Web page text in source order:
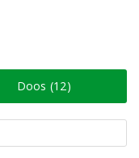
Doos (12)